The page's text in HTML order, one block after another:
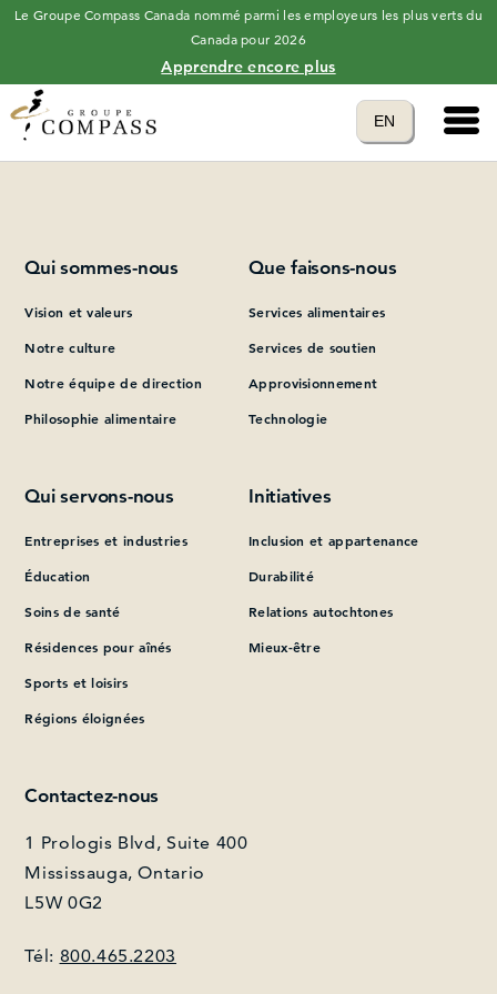
Le Groupe Compass Canada nommé parmi les employeurs les plus verts du
Canada pour 2026
Apprendre encore plus
Translate to
EN
language
Main
Please add at least one Page Builder section.
Qui sommes-nous
Vision et valeurs
Notre culture
Notre équipe de direction
Philosophie alimentaire
Que faisons-nous
Services alimentaires
Services de soutien
Approvisionnement
Technologie
Qui servons-nous
Entreprises et industries
Éducation
Soins de santé
Résidences pour aînés
Sports et loisirs
Régions éloignées
Initiatives
Inclusion et appartenance
Durabilité
Relations autochtones
Mieux-être
Contactez-nous
1 Prologis Blvd, Suite 400
Mississauga, Ontario
L5W 0G2
Tél: 800.465.2203
Que pouvons-nous vous aider à trouver?